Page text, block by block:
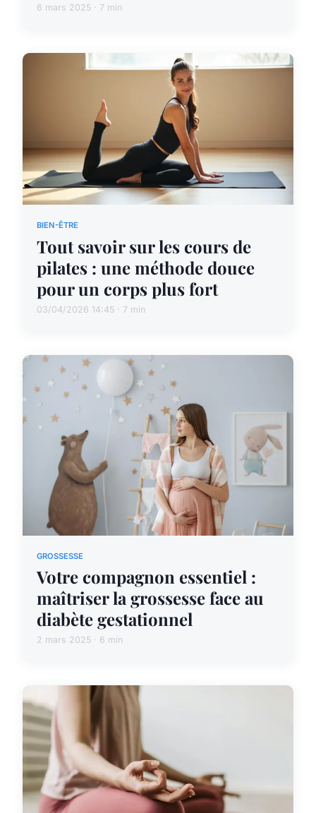
6 mars 2025 · 7 min
BIEN-ÊTRE
Tout savoir sur les cours de
pilates : une méthode douce
pour un corps plus fort
03/04/2026 14:45 · 7 min
GROSSESSE
Votre compagnon essentiel :
maîtriser la grossesse face au
diabète gestationnel
2 mars 2025 · 6 min